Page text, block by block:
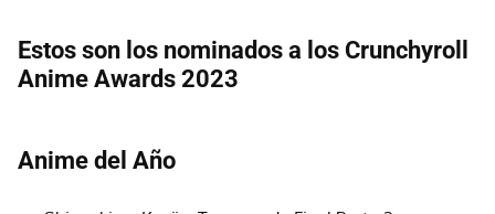
Estos son los nominados a los Crunchyroll
Anime Awards 2023
Anime del Año